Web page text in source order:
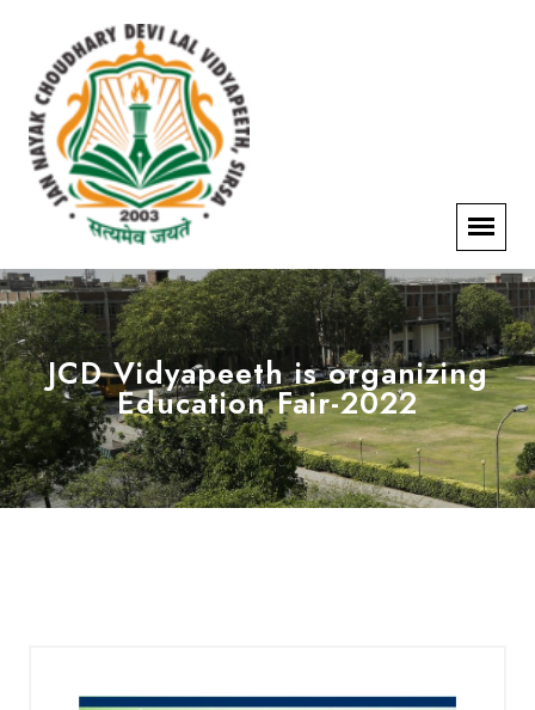
JCD Vidyapeeth is organizing
Education Fair-2022